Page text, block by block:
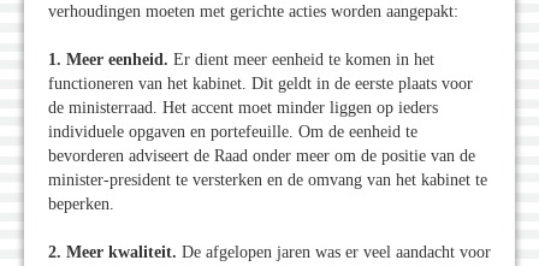
verhoudingen moeten met gerichte acties worden aangepakt:
1. Meer eenheid. Er dient meer eenheid te komen in het
functioneren van het kabinet. Dit geldt in de eerste plaats voor
de ministerraad. Het accent moet minder liggen op ieders
individuele opgaven en portefeuille. Om de eenheid te
bevorderen adviseert de Raad onder meer om de positie van de
minister-president te versterken en de omvang van het kabinet te
beperken.
2. Meer kwaliteit. De afgelopen jaren was er veel aandacht voor